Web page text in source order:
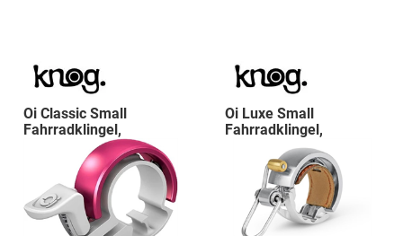
Oi Classic Small
Fahrradklingel,
22.2mm, white/pin
Oi Luxe Small
Fahrradklingel,
22.2mm, silver